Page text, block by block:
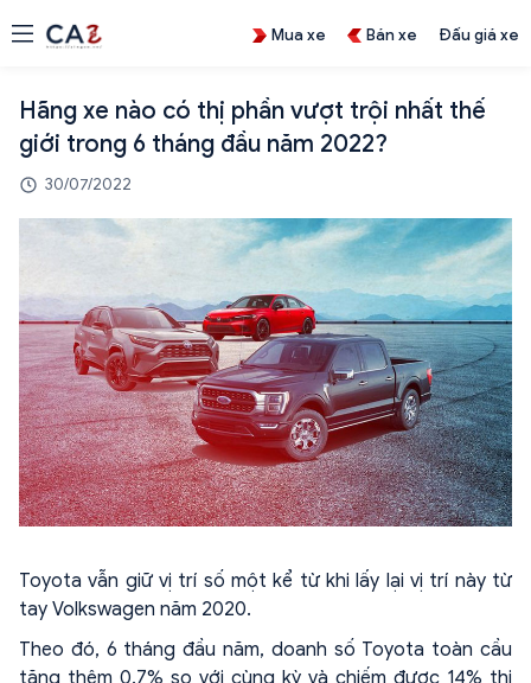
Mua xe Bán xe Đấu giá xe
Hãng xe nào có thị phần vượt trội nhất thế
giới trong 6 tháng đầu năm 2022?
30/07/2022
Toyota vẫn giữ vị trí số một kể từ khi lấy lại vị trí này từ
tay Volkswagen năm 2020.
Theo đó, 6 tháng đầu năm, doanh số Toyota toàn cầu
tăng thêm 0.7% so với cùng kỳ và chiếm được 14% thị